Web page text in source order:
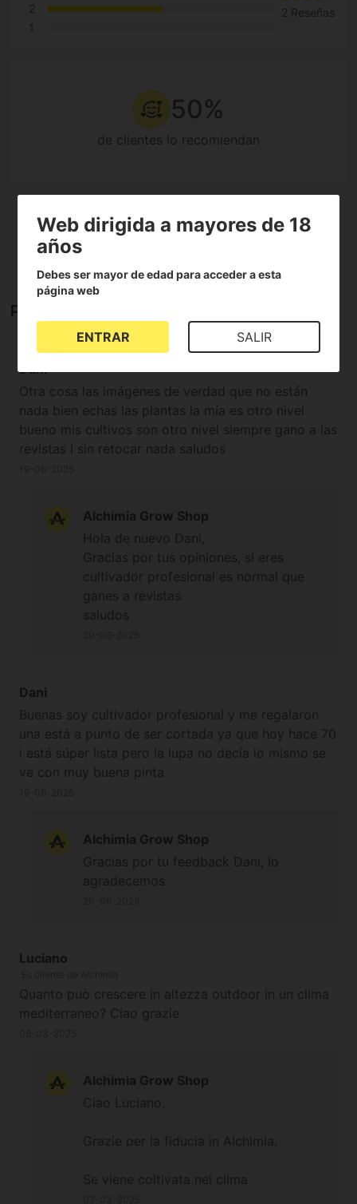
2
1
2 Reseñas
50%
de clientes lo recomiendan
Preguntas y respuestas
Dani
Otra cosa las imágenes de verdad que no están
nada bien echas las plantas la mía es otro nivel
bueno mis cultivos son otro nivel siempre gano a las
revistas i sin retocar nada saludos
Alchimia Grow Shop
Hola de nuevo Dani,
Gracias por tus opiniones, si eres
Dani
Buenas soy cultivador profesional y me regalaron
una está a punto de ser cortada ya que hoy hace 70
i está súper lista pero la lupa no decía lo mismo se
ve con muy buena pinta
Alchimia Grow Shop
Luciano
Quanto può crescere in altezza outdoor in un clima
mediterraneo? Ciao grazie
Alchimia Grow Shop
Web dirigida a mayores de 18
años
Debes ser mayor de edad para acceder a esta
página web
ENTRAR SALIR